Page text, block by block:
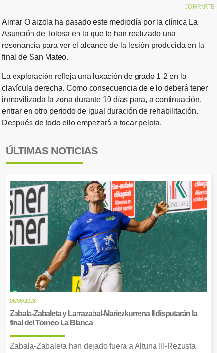
Aimar Olaizola ha pasado este mediodía por la clínica La
Asunción de Tolosa en la que le han realizado una
resonancia para ver el alcance de la lesión producida en la
final de San Mateo.
La exploración refleja una luxación de grado 1-2 en la
clavícula derecha. Como consecuencia de ello deberá tener
inmovilizada la zona durante 10 días para, a continuación,
entrar en otro periodo de igual duración de rehabilitación.
Después de todo ello empezará a tocar pelota.
ÚLTIMAS NOTICIAS
06/08/2026
Zabala-Zabaleta y Larrazabal-Mariezkurrena II disputarán la
final del Torneo La Blanca
Zabala-Zabaleta han dejado fuera a Altuna III-Rezusta